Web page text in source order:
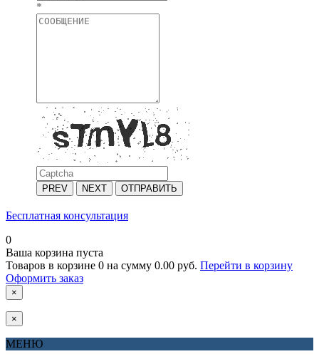
*
PREV NEXT ОТПРАВИТЬ
Бесплатная консультация
0
Ваша корзина пуста
Товаров в корзине 0 на сумму 0.00 руб. Перейти в корзину
Оформить заказ
×
×
МЕНЮ